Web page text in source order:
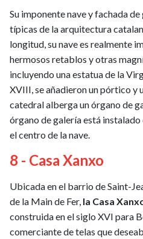
Su imponente nave y fachada
típicas de la arquitectura
longitud, su nave es realmente
hermosos retablos y otras
incluyendo una estatua de la
XVIII, se añadieron un pórtico y
catedral alberga un órgano de
órgano de galería está
el centro de la nave.
8 - Casa Xanxo
Ubicada en el barrio de Saint-
de la Main de Fer, la Casa
construida en el siglo XVI para
comerciante de telas que